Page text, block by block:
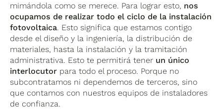
mimándola como se merece. Para lograr esto, nos
ocupamos de realizar todo el ciclo de la instalación
fotovoltaica. Esto significa que estamos contigo
desde el diseño y la ingeniería, la distribución de
materiales, hasta la instalación y la tramitación
administrativa. Esto te permitirá tener un único
interlocutor para todo el proceso. Porque no
subcontratamos ni dependemos de terceros, sino
que contamos con nuestros equipos de instaladores
de confianza.